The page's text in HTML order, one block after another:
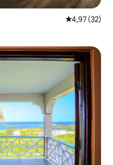
Gemiddelde
4,97 (32)